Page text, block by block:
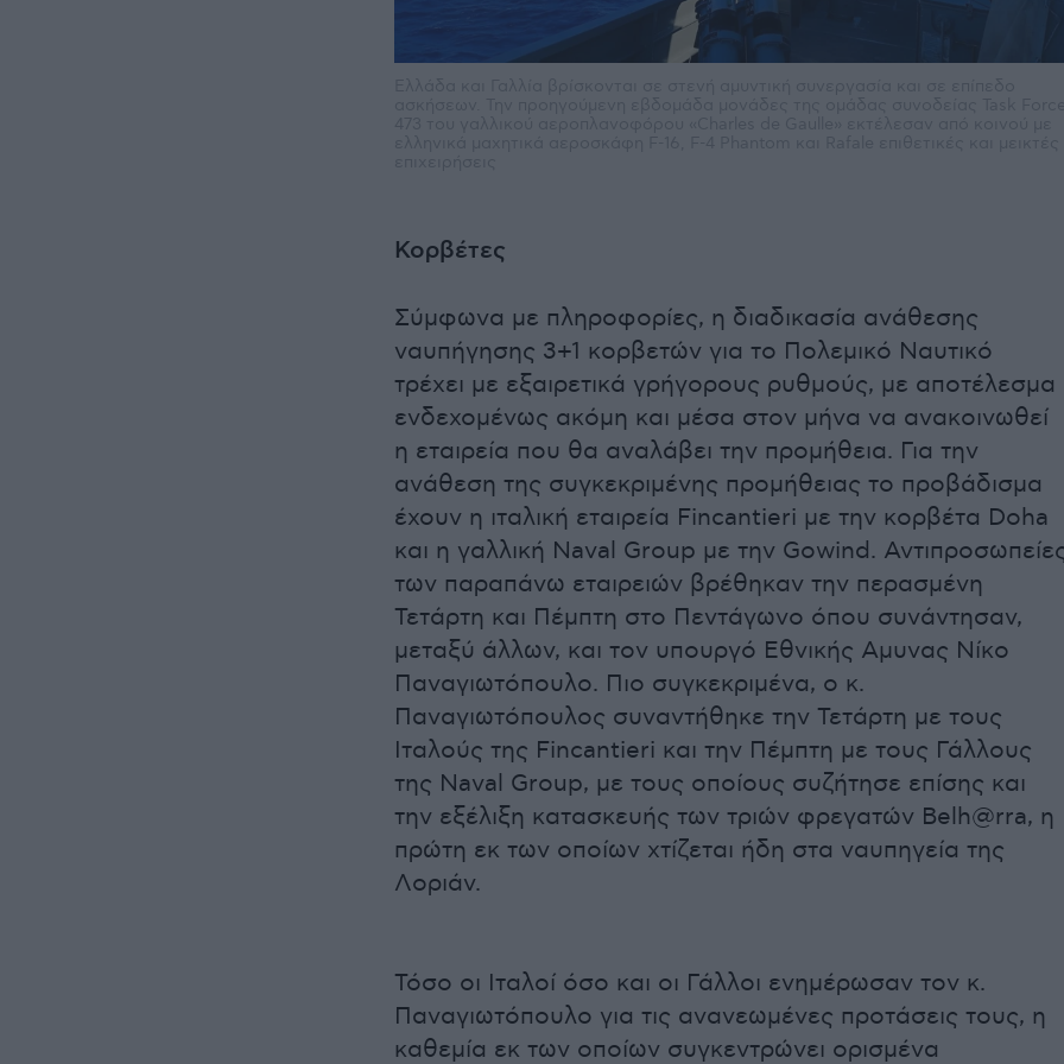
Κορβέτες
Σύμφωνα με πληροφορίες, η διαδικασία ανάθεσης
ναυπήγησης 3+1 κορβετών για το Πολεμικό Ναυτικό
τρέχει με εξαιρετικά γρήγορους ρυθμούς, με αποτέλεσμα
ενδεχομένως ακόμη και μέσα στον μήνα να ανακοινωθεί
η εταιρεία που θα αναλάβει την προμήθεια. Για την
ανάθεση της συγκεκριμένης προμήθειας το προβάδισμα
έχουν η ιταλική εταιρεία Fincantieri με την κορβέτα Doha
και η γαλλική Naval Group με την Gowind.
των παραπάνω εταιρειών βρέθηκαν την περασμένη
Τετάρτη και Πέμπτη στο Πεντάγωνο όπου συνάντησαν,
μεταξύ άλλων, και τον υπουργό Εθνικής Αμυνας Νίκο
Παναγιωτόπουλο. Πιο συγκεκριμένα, ο κ.
Παναγιωτόπουλος συναντήθηκε την Τετάρτη με τους
Ιταλούς της Fincantieri και την Πέμπτη με τους Γάλλους
της Naval Group, με τους οποίους συζήτησε επίσης και
την εξέλιξη κατασκευής των τριών φρεγατών Belh@rra, η
πρώτη εκ των οποίων χτίζεται ήδη στα ναυπηγεία της
Λοριάν.
Τόσο οι Ιταλοί όσο και οι Γάλλοι ενημέρωσαν τον κ.
Παναγιωτόπουλο για τις ανανεωμένες προτάσεις τους, η
καθεμία εκ των οποίων συγκεντρώνει ορισμένα